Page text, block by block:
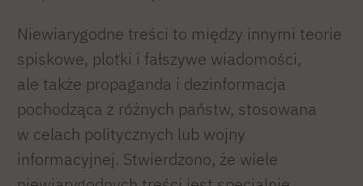
Niewiarygodne treści to między innymi teorie
spiskowe, plotki i fałszywe wiadomości,
ale także propaganda i dezinformacja
pochodząca z różnych państw, stosowana
w celach politycznych lub wojny
informacyjnej. Stwierdzono, że wiele